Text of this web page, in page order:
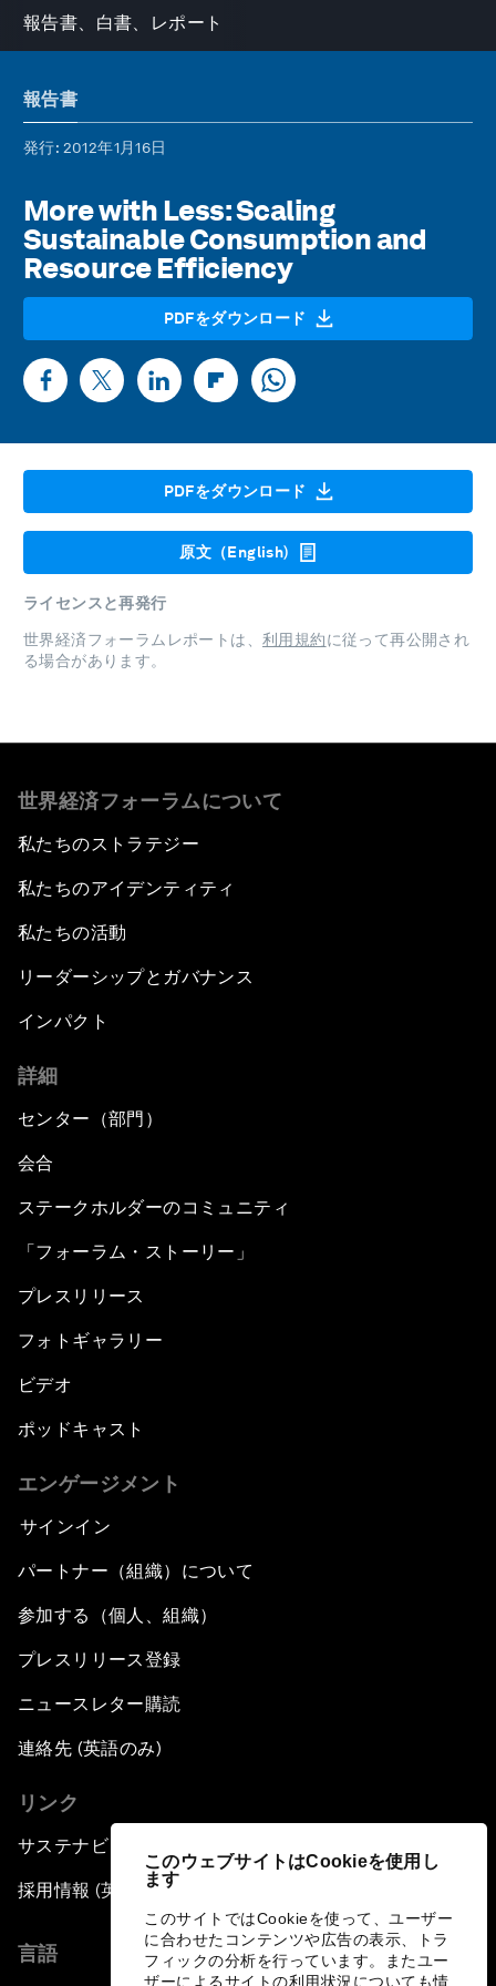
このウェブサイトはCookieを使用し
ます
このサイトではCookieを使って、ユーザー
に合わせたコンテンツや広告の表示、トラ
フィックの分析を行っています。またユー
ザーによるサイトの利用状況についても情
報告書、白書、レポート
報告書
発行: 2012年1月16日
More with Less: Scaling
Sustainable Consumption and
Resource Efficiency
PDFをダウンロード
PDFをダウンロード
原文（English)
ライセンスと再発行
世界経済フォーラムレポートは、 利用規約に従って再公開され
る場合があります。
世界経済フォーラムについて
私たちのストラテジー
私たちのアイデンティティ
私たちの活動
リーダーシップとガバナンス
インパクト
詳細
センター（部門）
会合
ステークホルダーのコミュニティ
「フォーラム・ストーリー」
プレスリリース
フォトギャラリー
ビデオ
ポッドキャスト
エンゲージメント
サインイン
パートナー（組織）について
参加する（個人、組織）
プレスリリース登録
ニュースレター購読
連絡先 (英語のみ)
リンク
サステナビリティへの取り組み
採用情報 (英語のみ)
言語